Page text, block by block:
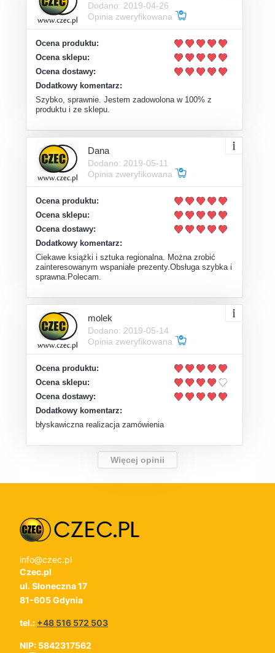
Dodano: 2019-04-26
Opinia zweryfikowana
Ocena produktu:
Ocena sklepu:
Ocena dostawy:
Dodatkowy komentarz:
Szybko, sprawnie. Jestem zadowolona w 100% z
produktu i ze sklepu.
Dana
Dodano: 2019-05-11
Opinia zweryfikowana
Ocena produktu:
Ocena sklepu:
Ocena dostawy:
Dodatkowy komentarz:
Ciekawe książki i sztuka regionalna. Można zrobić
zainteresowanym wspaniałe prezenty.Obsługa szybka i
sprawna.Polecam.
molek
Dodano: 2019-05-14
Opinia zweryfikowana
Ocena produktu:
Ocena sklepu:
Ocena dostawy:
Dodatkowy komentarz:
błyskawiczna realizacja zamówienia
Więcej opinii
info@czec.pl
Czec.pl
ul. Słoneczna 17
81-605 Gdynia
tel.: +48 516 572 503
NIP: 5842317562